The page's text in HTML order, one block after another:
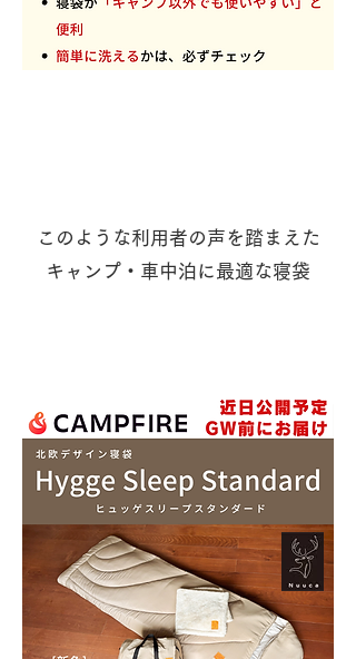
このような利用者の声を踏まえた
​キャンプ・車中泊に最適な寝袋